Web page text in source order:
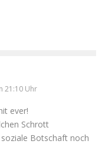
21:10 Uhr
ever!
Schrott
Botschaft noch